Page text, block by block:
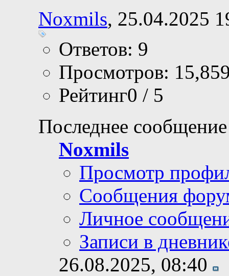
Noxmils, 25.04.2025
Ответов: 9
Просмотров:
Рейтинг0 / 5
Последнее
Noxmils
Просмотр
Сообщения
Личное
Записи в
26.08.2025, 08:40